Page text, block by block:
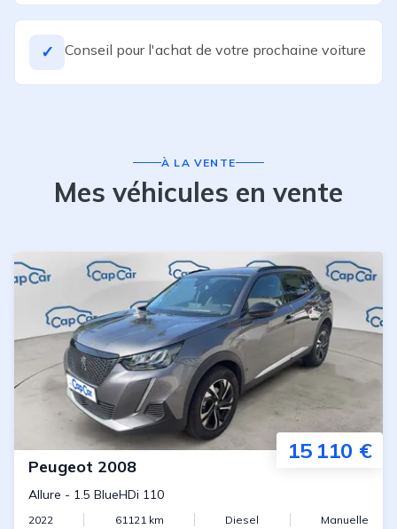
✓ Conseil pour l'achat de votre prochaine voiture
À LA VENTE
Mes véhicules en vente
15 110 €
Peugeot 2008
Allure - 1.5 BlueHDi 110
2022 61121km Diesel Manuelle